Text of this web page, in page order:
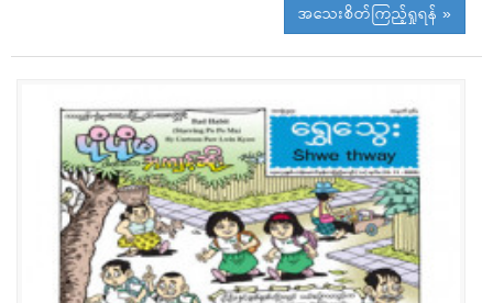
အသေးစိတ်ကြည့်ရှုရန် »